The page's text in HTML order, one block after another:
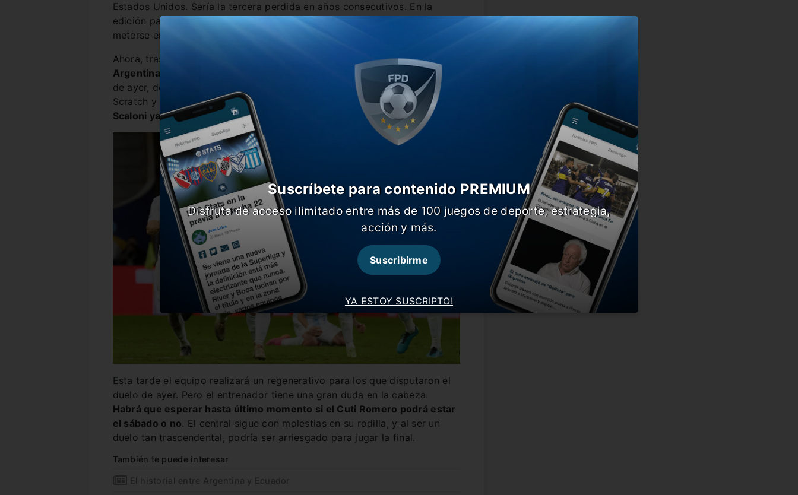
Estados Unidos. Sería la tercera perdida en años consecutivos. En la
edición pasada, también disputada en Brasil, la Albiceleste no pudo
meterse en el último partido.
Ahora, tras vencer agónicamente a Colombia en la tanda de penales,
Argentina tendrá en frente a Brasil
para definir al campeón. La emoción
de ayer, deberá transformarse en combustible, para salir con todo ante el
Scratch y arrebatarle el título de la mano.
Si bien quedan varios días,
Scaloni ya comienza a tener dudas en el armado del equipo.
Esta tarde el equipo realizará un regenerativo para los que disputaron el
duelo de ayer. Pero el entrenador tiene una gran duda en la cabeza.
Habrá que esperar hasta último momento si el Cuti Romero podrá estar
el sábado o no. El central sigue con molestias en su rodilla, y al ser un
duelo tan trascendental, podría ser arriesgado para jugar la final.
También te puede interesar
El historial entre Argentina y Ecuador
YA ESTOY SUSCRIPTO!
Suscríbete para contenido PREMIUM
Disfruta de acceso ilimitado entre más de 100 juegos de deporte, estrategia,
acción y más.
Suscribirme